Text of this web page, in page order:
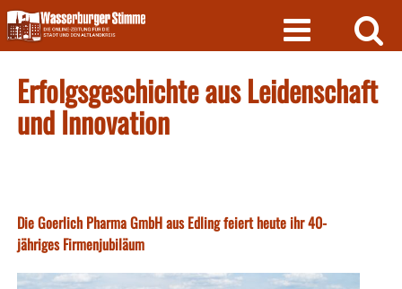
Skip
to
content
Erfolgsgeschichte aus Leidenschaft
und Innovation
Die Goerlich Pharma GmbH aus Edling feiert heute ihr 40-
jähriges Firmenjubiläum